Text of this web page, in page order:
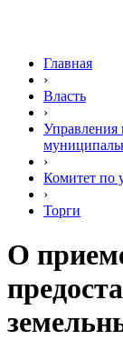
Главная
›
Власть
›
Управления
›
Комитет по
›
Торги
О